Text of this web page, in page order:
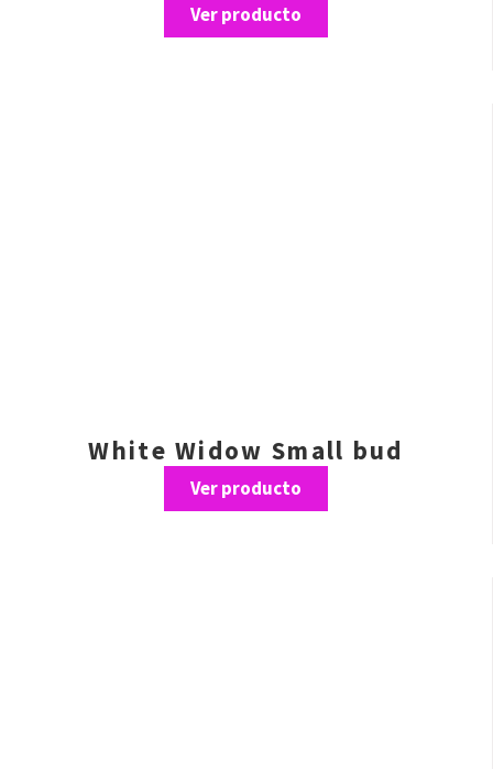
Ver producto
White Widow Small bud
Ver producto